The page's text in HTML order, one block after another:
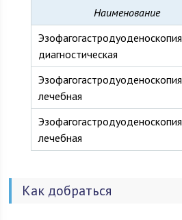
Наименование
Эзофагогастродуоденоскопия
диагностическая
Эзофагогастродуоденоскопия
лечебная
Эзофагогастродуоденоскопия
лечебная
Как добраться